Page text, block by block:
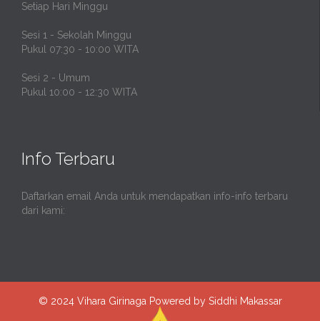
Setiap Hari Minggu
Sesi 1 - Sekolah Minggu
Pukul 07:30 - 10:00 WITA
Sesi 2 - Umum
Pukul 10:00 - 12:30 WITA
Info Terbaru
Daftarkan email Anda untuk mendapatkan info-info terbaru
dari kami:
© 2024 Vihara Girinaga Powered by Siddhi Makassar